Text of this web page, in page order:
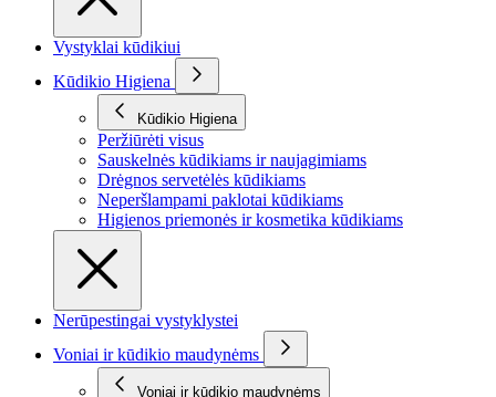
Vystyklai kūdikiui
Kūdikio Higiena
Kūdikio Higiena
Peržiūrėti visus
Sauskelnės kūdikiams ir naujagimiams
Drėgnos servetėlės kūdikiams
Neperšlampami paklotai kūdikiams
Higienos priemonės ir kosmetika kūdikiams
Nerūpestingai vystyklystei
Voniai ir kūdikio maudynėms
Voniai ir kūdikio maudynėms